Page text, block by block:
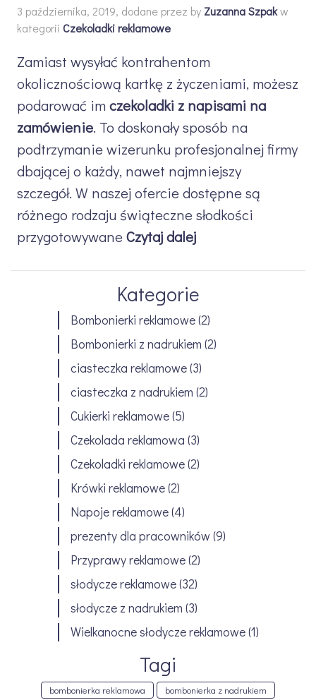
3 października, 2019, dodane przez by Zuzanna Szpakw
kategorii Czekoladki reklamowe
Zamiast wysyłać kontrahentom
okolicznościową kartkę z życzeniami, możesz
podarować im czekoladki z napisami na
zamówienie. To doskonały sposób na
podtrzymanie wizerunku profesjonalnej firmy
dbającej o każdy, nawet najmniejszy
szczegół. W naszej ofercie dostępne są
różnego rodzaju świąteczne słodkości
przygotowywaneCzytaj dalej
Kategorie
Bombonierki reklamowe(2)
Bombonierki z nadrukiem (2)
ciasteczka reklamowe(3)
ciasteczka z nadrukiem (2)
Cukierki reklamowe(5)
Czekolada reklamowa (3)
Czekoladki reklamowe(2)
Krówki reklamowe(2)
Napoje reklamowe(4)
prezenty dla pracowników(9)
Przyprawy reklamowe(2)
słodycze reklamowe(32)
słodycze z nadrukiem (3)
Wielkanocne słodycze reklamowe(1)
Tagi
bombonierka reklamowa bombonierka z nadrukiem